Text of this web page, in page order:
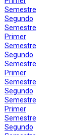
Semestre
Segundo
Semestre
Primer
Semestre
Segundo
Semestre
Primer
Semestre
Segundo
Semestre
Primer
Semestre
Segundo